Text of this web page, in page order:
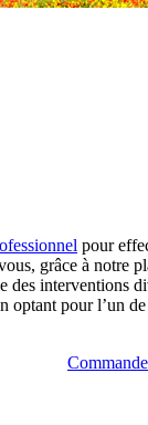
pour
grâce à notre
interventions
optant pour l’un